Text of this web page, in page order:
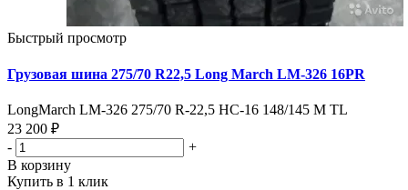
Быстрый просмотр
Грузовая шина 275/70 R22,5 Long March LM-326 16PR
LongMarch LM-326 275/70 R-22,5 НС-16 148/145 M TL
23 200 ₽
-
+
В корзину
Купить в 1 клик